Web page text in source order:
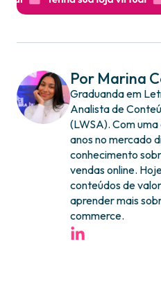
Por Marina
Graduanda em
Analista de
(LWSA). Com
anos no mercado
conhecimento
vendas online.
conteúdos de
aprender mais
commerce.